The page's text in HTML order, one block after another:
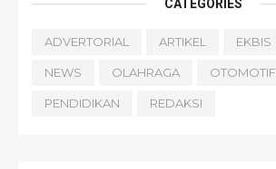
CATEGORIES
ADVERTORIAL ARTIKEL EKBIS
NEWS OLAHRAGA OTOMOTIF
PENDIDIKAN REDAKSI